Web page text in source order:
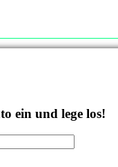
ein und lege los!